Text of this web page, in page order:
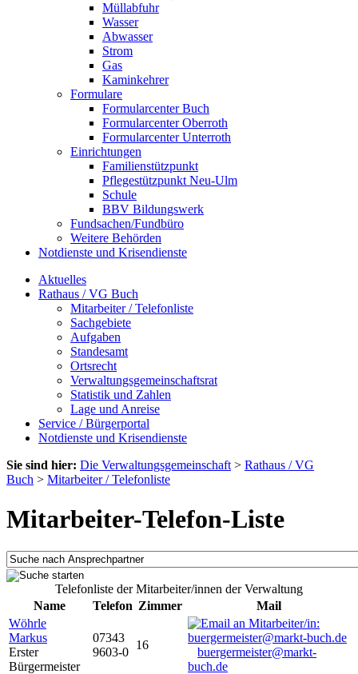
Müllabfuhr
Wasser
Abwasser
Strom
Gas
Kaminkehrer
Formulare
Formularcenter Buch
Formularcenter Oberroth
Formularcenter Unterroth
Einrichtungen
Familienstützpunkt
Pflegestützpunkt Neu-Ulm
Schule
BBV Bildungswerk
Fundsachen/Fundbüro
Weitere Behörden
Notdienste und Krisendienste
Aktuelles
Rathaus / VG Buch
Mitarbeiter / Telefonliste
Sachgebiete
Aufgaben
Standesamt
Ortsrecht
Verwaltungsgemeinschaftsrat
Statistik und Zahlen
Lage und Anreise
Service / Bürgerportal
Notdienste und Krisendienste
Sie sind hier: Die Verwaltungsgemeinschaft > Rathaus / VG
Buch > Mitarbeiter / Telefonliste
Mitarbeiter-Telefon-Liste
Telefonliste der Mitarbeiter/innen der Verwaltung
Name
Telefon Zimmer
Mail
Wöhrle
Markus
Erster
Bürgermeister
07343
9603-0
16
buergermeister@markt-
buch.de